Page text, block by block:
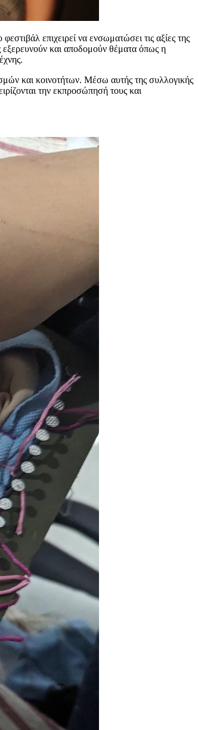
επιχειρεί να ενσωματώσει τις αξίες της
εξερευνούν και αποδομούν θέματα όπως η
και κοινοτήτων. Mέσω αυτής της συλλογικής
την εκπροσώπησή τους και